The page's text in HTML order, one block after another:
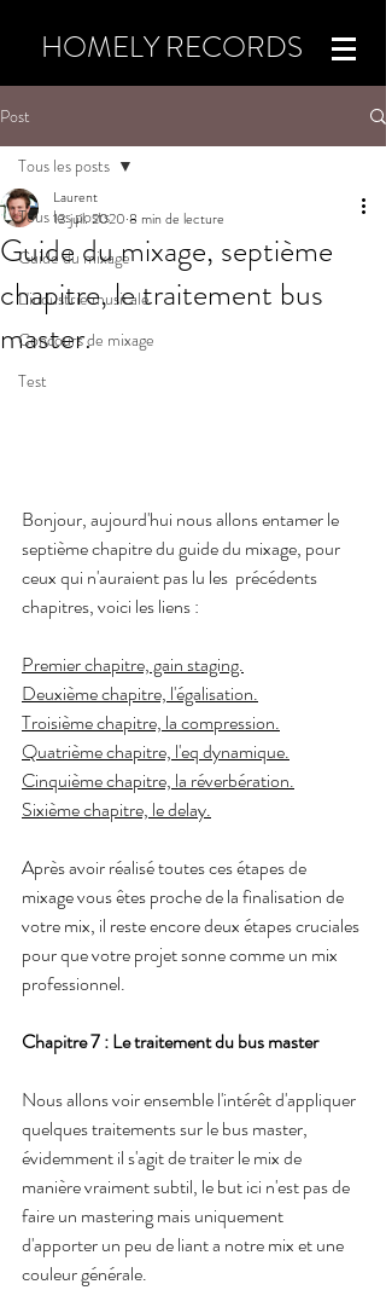
HOMELY RECORDS
Post
Tous les posts
Guide du mixage
L'industrie musicale
Concours de mixage
Test
Tous les posts
Guide du mixage, septième
chapitre, le traitement bus
master.
Laurent
13 juil. 2020 8 min de lecture
Bonjour, aujourd'hui nous allons entamer le
septième chapitre du guide du mixage, pour
ceux qui n'auraient pas lu les  précédents
chapitres, voici les liens :
Premier chapitre, gain staging.
Deuxième chapitre, l'égalisation.
Troisième chapitre, la compression.
Quatrième chapitre, l'eq dynamique.
Cinquième chapitre, la réverbération.
Sixième chapitre, le delay.
Après avoir réalisé toutes ces étapes de
mixage vous êtes proche de la finalisation de
votre mix, il reste encore deux étapes cruciales
pour que votre projet sonne comme un mix
professionnel.
Chapitre 7 : Le traitement du bus master
Nous allons voir ensemble l'intérêt d'appliquer
quelques traitements sur le bus master,
évidemment il s'agit de traiter le mix de
manière vraiment subtil, le but ici n'est pas de
faire un mastering mais uniquement
d'apporter un peu de liant a notre mix et une
couleur générale.